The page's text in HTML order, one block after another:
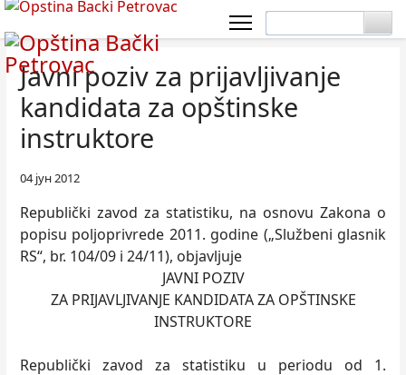
Javni poziv za prijavljivanje
kandidata za opštinske
instruktore
04 јун 2012
Republički zavod za statistiku, na osnovu Zakona o
popisu poljoprivrede 2011. godine („Službeni glasnik
RS“, br. 104/09 i 24/11), objavljuje
JAVNI POZIV
ZA PRIJAVLJIVANJE KANDIDATA ZA OPŠTINSKE
INSTRUKTORE
Republički zavod za statistiku u periodu od 1.